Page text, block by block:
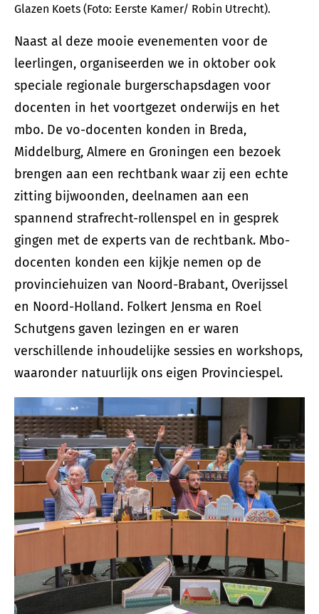
Glazen Koets (Foto: Eerste Kamer/ Robin Utrecht).
Naast al deze mooie evenementen voor de
leerlingen, organiseerden we in oktober ook
speciale regionale burgerschapsdagen voor
docenten in het voortgezet onderwijs en het
mbo. De vo-docenten konden in Breda,
Middelburg, Almere en Groningen een bezoek
brengen aan een rechtbank waar zij een echte
zitting bijwoonden, deelnamen aan een
spannend strafrecht-rollenspel en in gesprek
gingen met de experts van de rechtbank. Mbo-
docenten konden een kijkje nemen op de
provinciehuizen van Noord-Brabant, Overijssel
en Noord-Holland. Folkert Jensma en Roel
Schutgens gaven lezingen en er waren
verschillende inhoudelijke sessies en workshops,
waaronder natuurlijk ons eigen Provinciespel.